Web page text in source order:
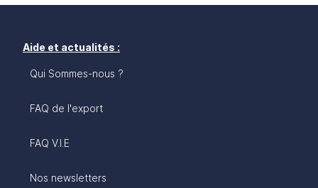
Aide et actualités :
Qui Sommes-nous ?
FAQ de l'export
FAQ V.I.E
Nos newsletters